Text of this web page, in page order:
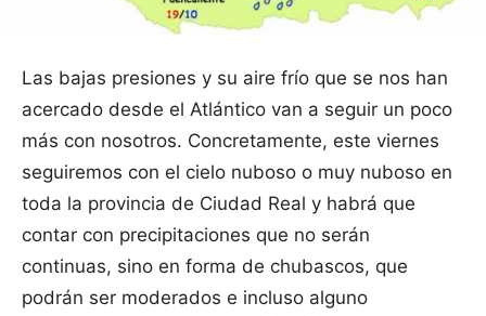
Las bajas presiones y su aire frío que se nos han
acercado desde el Atlántico van a seguir un poco
más con nosotros. Concretamente, este viernes
seguiremos con el cielo nuboso o muy nuboso en
toda la provincia de Ciudad Real y habrá que
contar con precipitaciones que no serán
continuas, sino en forma de chubascos, que
podrán ser moderados e incluso alguno